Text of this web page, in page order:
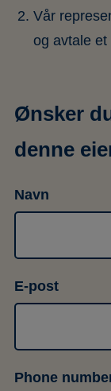
Vår
og avtale et
Ønsker
denne
Navn
E-post
Phone